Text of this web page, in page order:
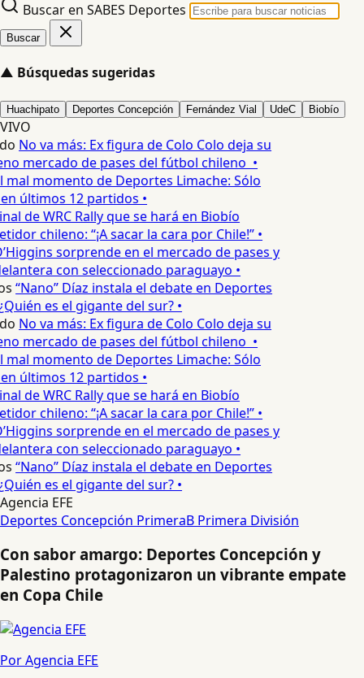
Buscar en SABES Deportes
Buscar
▲ Búsquedas sugeridas
Huachipato Deportes Concepción Fernández Vial UdeC Biobío
VIVO
No va más: Ex figura de Colo Colo deja su
mercado de pases del fútbol chileno •
mal momento de Deportes Limache: Sólo
últimos 12 partidos •
de WRC Rally que se hará en Biobío
chileno: “¡A sacar la cara por Chile!” •
sorprende en el mercado de pases y
con seleccionado paraguayo •
“Nano” Díaz instala el debate en Deportes
es el gigante del sur? •
No va más: Ex figura de Colo Colo deja su
mercado de pases del fútbol chileno •
mal momento de Deportes Limache: Sólo
últimos 12 partidos •
de WRC Rally que se hará en Biobío
chileno: “¡A sacar la cara por Chile!” •
sorprende en el mercado de pases y
con seleccionado paraguayo •
“Nano” Díaz instala el debate en Deportes
es el gigante del sur? •
Agencia EFE
Deportes Concepción PrimeraB Primera División
Con sabor amargo: Deportes Concepción y
Palestino protagonizaron un vibrante empate
en Copa Chile
Por Agencia EFE